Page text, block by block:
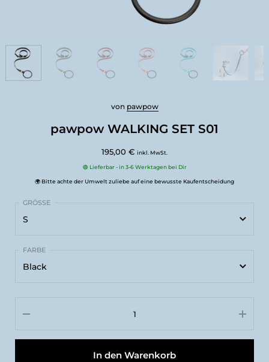
pawpow WALKING SET S01
von pawpow
195,00 € inkl. MwSt.
🟢 Lieferbar - in 3-6 Werktagen bei Dir
🌍 Bitte achte der Umwelt zuliebe auf eine bewusste Kaufentscheidung
S
S
M
Black
Red
In den Warenkorb